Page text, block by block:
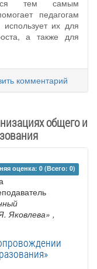
тем самым
педагогам
их для
а также для
комментарий
общего и
оценка: 0 (Всего: 0)
Яковлева» ,